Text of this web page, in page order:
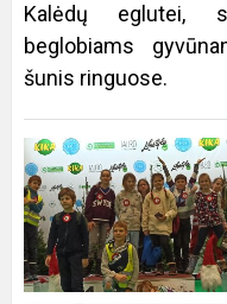
Kalėdų eglutei,
beglobiams
šunis ringuose.